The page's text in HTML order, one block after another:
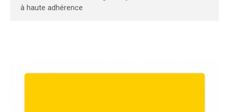
à haute adhérence